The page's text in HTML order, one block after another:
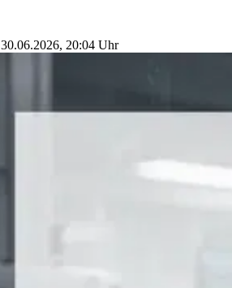
30.06.2026, 20:04 Uhr